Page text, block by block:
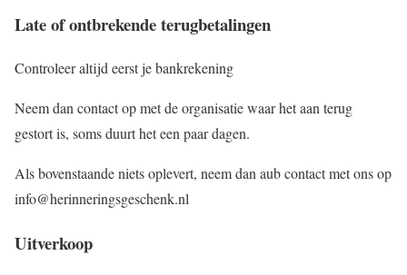
Late of ontbrekende terugbetalingen
Controleer altijd eerst je bankrekening
Neem dan contact op met de organisatie waar het aan terug
gestort is, soms duurt het een paar dagen.
Als bovenstaande niets oplevert, neem dan aub contact met ons op
info@herinneringsgeschenk.nl
Uitverkoop